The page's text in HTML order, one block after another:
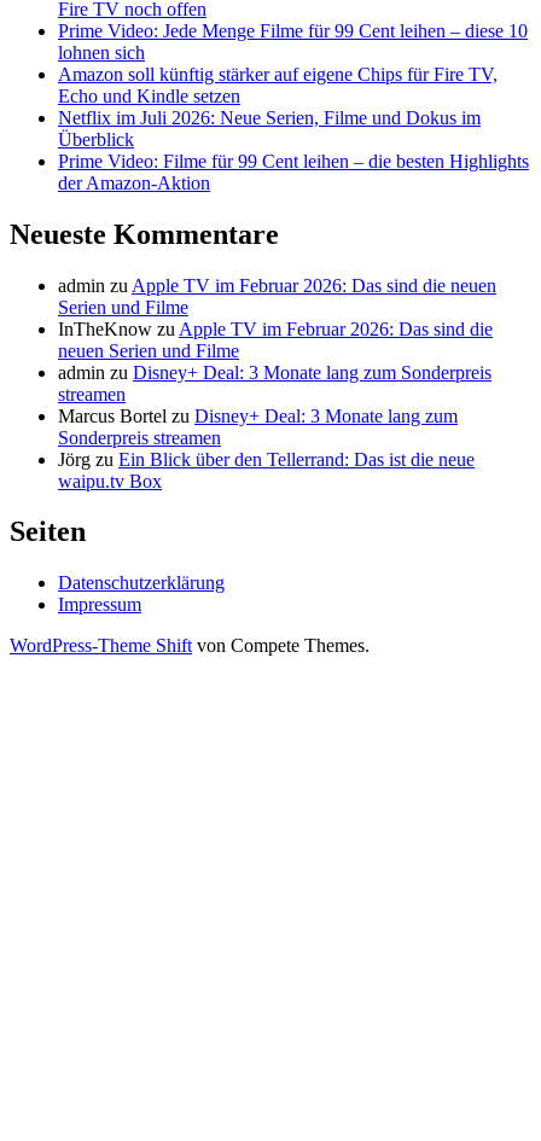
Fire TV noch offen
Prime Video: Jede Menge Filme für 99 Cent leihen – diese 10
lohnen sich
Amazon soll künftig stärker auf eigene Chips für Fire TV,
Echo und Kindle setzen
Netflix im Juli 2026: Neue Serien, Filme und Dokus im
Überblick
Prime Video: Filme für 99 Cent leihen – die besten Highlights
der Amazon-Aktion
Neueste Kommentare
admin zu Apple TV im Februar 2026: Das sind die neuen
Serien und Filme
InTheKnow zu Apple TV im Februar 2026: Das sind die
neuen Serien und Filme
admin zu Disney+ Deal: 3 Monate lang zum Sonderpreis
streamen
Marcus Bortel zu Disney+ Deal: 3 Monate lang zum
Sonderpreis streamen
Jörg zu Ein Blick über den Tellerrand: Das ist die neue
waipu.tv Box
Seiten
Datenschutzerklärung
Impressum
WordPress-Theme Shift von Compete Themes.